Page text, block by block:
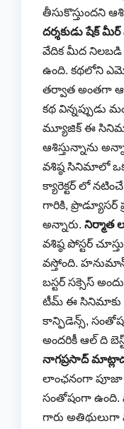
తీసుకొస్తుందని
దర్శకుడు షేక్
వేదిక మీద
ఉంది. కథలోని
తర్వాత అంతగా
కథ విన్నప్పుడు
మ్యూజిక్ ఈ
ఆశిస్తున్నాను
వశిష్ఠ సినిమాలో
క్యారెక్టర్ లో
గారికి, ప్రొడ్యూసర్
అన్నారు. నిర్మాత
వశిష్ఠ పోస్టర్
వస్తోంది.
బస్టర్ సక్సెస్
టీమ్ ఈ సినిమాకు
కాన్ఫిడెన్స్,
అందరికీ ఆల్ ది
నాగప్రసాద్
లాంఛనంగా పూజా
సంతోషంగా
గారు అతిథులుగా